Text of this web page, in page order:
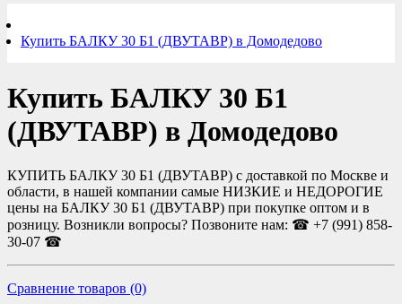
Купить БАЛКУ 30 Б1 (ДВУТАВР) в Домодедово
Купить БАЛКУ 30 Б1
(ДВУТАВР) в Домодедово
КУПИТЬ БАЛКУ 30 Б1 (ДВУТАВР) с доставкой по Москве и
области, в нашей компании самые НИЗКИЕ и НЕДОРОГИЕ
цены на БАЛКУ 30 Б1 (ДВУТАВР) при покупке оптом и в
розницу. Возникли вопросы? Позвоните нам: ☎ +7 (991) 858-
30-07 ☎
Сравнение товаров (0)